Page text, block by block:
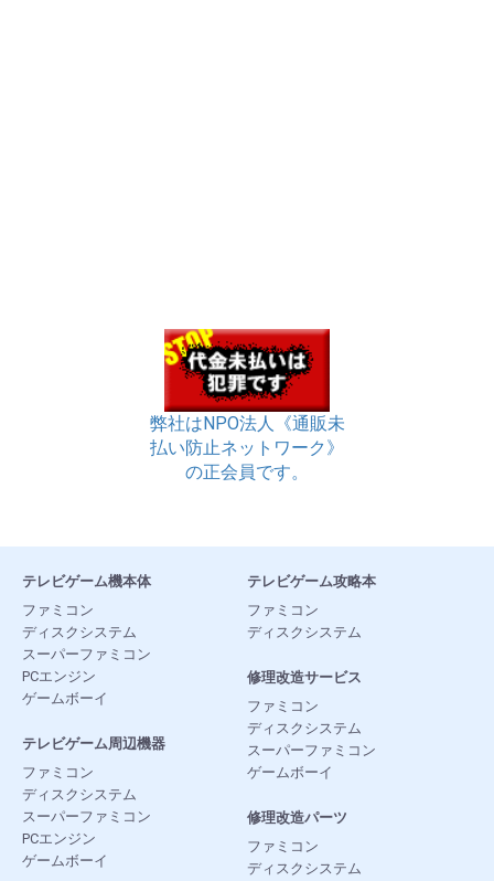
弊社はNPO法人《通販未
払い防止ネットワーク》
の正会員です。
テレビゲーム機本体
ファミコン
ディスクシステム
スーパーファミコン
PCエンジン
ゲームボーイ
テレビゲーム周辺機器
ファミコン
ディスクシステム
スーパーファミコン
PCエンジン
ゲームボーイ
テレビゲーム攻略本
ファミコン
ディスクシステム
修理改造サービス
ファミコン
ディスクシステム
スーパーファミコン
ゲームボーイ
修理改造パーツ
ファミコン
ディスクシステム